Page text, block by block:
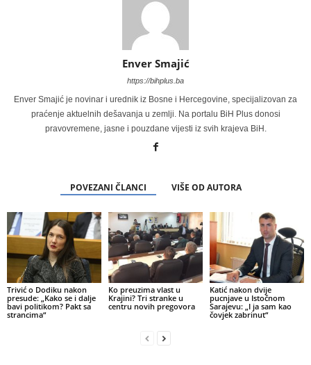
Enver Smajić
https://bihplus.ba
Enver Smajić je novinar i urednik iz Bosne i Hercegovine, specijalizovan za
praćenje aktuelnih dešavanja u zemlji. Na portalu BiH Plus donosi
pravovremene, jasne i pouzdane vijesti iz svih krajeva BiH.
POVEZANI ČLANCI VIŠE OD AUTORA
Trivić o Dodiku nakon
presude: „Kako se i dalje
bavi politikom? Pakt sa
strancima“
Ko preuzima vlast u
Krajini? Tri stranke u
centru novih pregovora
Katić nakon dvije
pucnjave u Istočnom
Sarajevu: „I ja sam kao
čovjek zabrinut“